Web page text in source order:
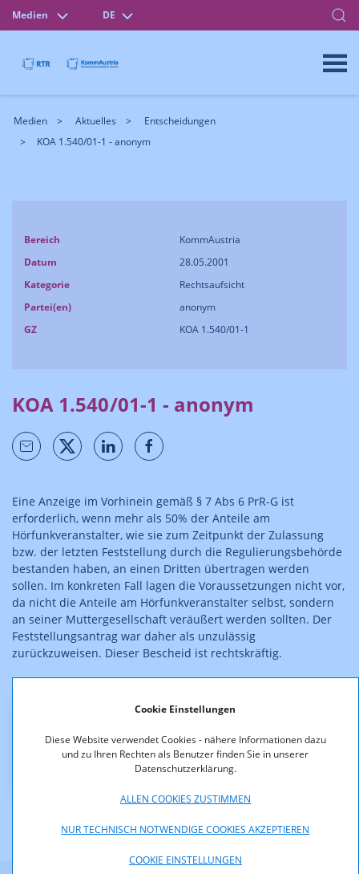
Cookie Einstellungen
Diese Website verwendet Cookies - nähere Informationen dazu
und zu Ihren Rechten als Benutzer finden Sie in unserer
Datenschutzerklärung.
ALLEN COOKIES ZUSTIMMEN
NUR TECHNISCH NOTWENDIGE COOKIES AKZEPTIEREN
COOKIE EINSTELLUNGEN
Medien DE
Medien Aktuelles
Entscheidungen
KOA 1.540/01-1 - anonym
Bereich
KommAustria
Datum
28.05.2001
Kategorie
Rechtsaufsicht
Partei(en)
anonym
GZ
KOA 1.540/01-1
KOA 1.540/01-1 - anonym
Eine Anzeige im Vorhinein gemäß § 7 Abs 6 PrR-G ist
erforderlich, wenn mehr als 50% der Anteile am
Hörfunkveranstalter, wie sie zum Zeitpunkt der Zulassung
bzw. der letzten Feststellung durch die Regulierungsbehörde
bestanden haben, an einen Dritten übertragen werden
sollen. Im konkreten Fall lagen die Voraussetzungen nicht vor,
da nicht die Anteile am Hörfunkveranstalter selbst, sondern
an seiner Muttergesellschaft veräußert werden sollten. Der
Feststellungsantrag war daher als unzulässig
zurückzuweisen. Dieser Bescheid ist rechtskräftig.
KOA_1.540-01-1_-_7_Abs_6_PrR-G.pdf (pdf, 17,8 KB)